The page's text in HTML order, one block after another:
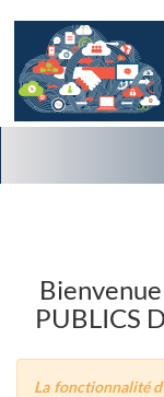
PUBLICS
La fonctionnalité